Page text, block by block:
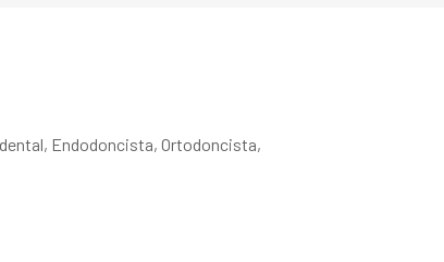
Endodoncista, Ortodoncista,